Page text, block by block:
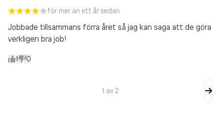
för mer än ett år sedan
Jobbade tillsammans förra året så jag kan saga att de göra
verkligen bra job!
1 0
1 av 2